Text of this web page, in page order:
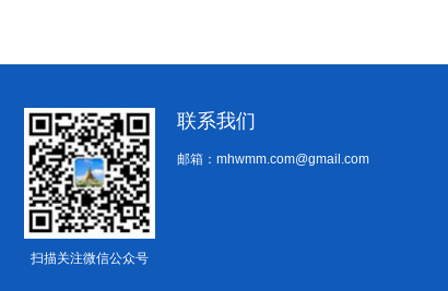
扫描关注微信公众号
联系我们
邮箱：mhwmm.com@gmail.com